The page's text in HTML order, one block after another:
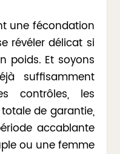
une fécondation
révéler délicat si
poids. Et soyons
suffisamment
contrôles, les
de garantie,
accablante
ou une femme